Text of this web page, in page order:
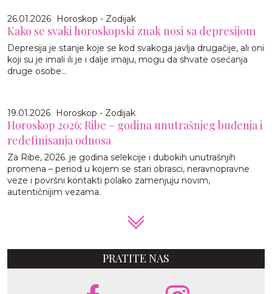
26.01.2026 Horoskop - Zodijak
Kako se svaki horoskopski znak nosi sa depresijom
Depresija je stanje koje se kod svakoga javlja drugačije, ali oni
koji su je imali ili je i dalje imaju, mogu da shvate osećanja
druge osobe...
19.01.2026 Horoskop - Zodijak
Horoskop 2026: Ribe – godina unutrašnjeg buđenja i
redefinisanja odnosa
Za Ribe, 2026. je godina selekcije i dubokih unutrašnjih
promena – period u kojem se stari obrasci, neravnopravne
veze i površni kontakti polako zamenjuju novim,
autentičnijim vezama.
PRATITE NAS